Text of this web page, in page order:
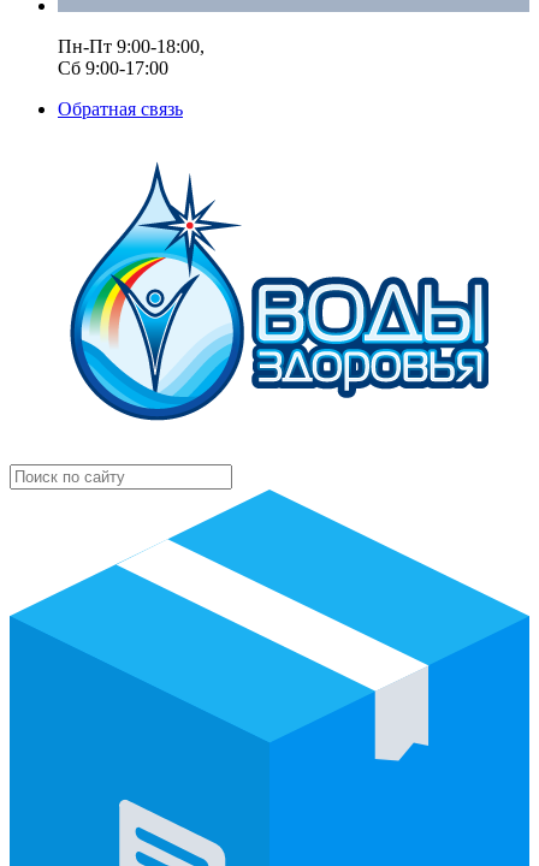
Пн-Пт 9:00-18:00,
Сб 9:00-17:00
Обратная связь